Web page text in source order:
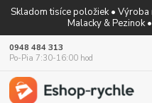
Skladom tisíce položiek •
Malacky & Pezinok
0948 484 313
Po-Pia 7:30-16:00 hod